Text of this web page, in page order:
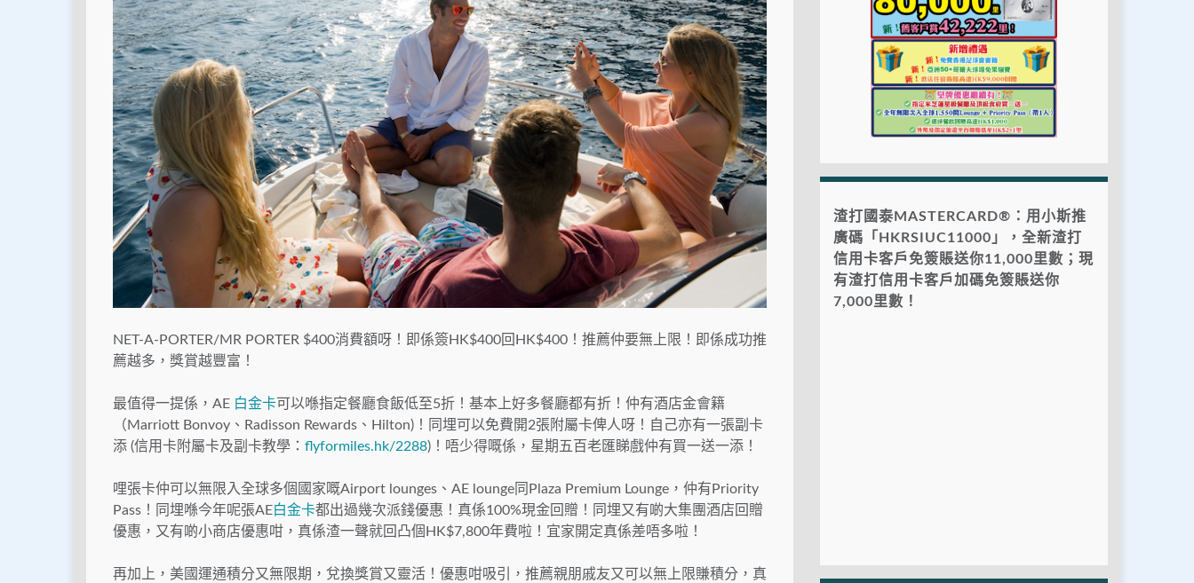
NET-A-PORTER/MR PORTER $400消費額呀！即係簽HK$400回HK$400！推薦仲要無上限！即係成功推
薦越多，獎賞越豐富！
最值得一提係，AE 白金卡可以喺指定餐廳食飯低至5折！基本上好多餐廳都有折！仲有酒店金會籍
（Marriott Bonvoy、Radisson Rewards、Hilton)！同埋可以免費開2張附屬卡俾人呀！自己亦有一張副卡
添 (信用卡附屬卡及副卡教學： flyformiles.hk/2288)！唔少得嘅係，星期五百老匯睇戲仲有買一送一添！
哩張卡仲可以無限入全球多個國家嘅Airport lounges、AE lounge同Plaza Premium Lounge，仲有Priority
Pass！同埋喺今年呢張AE白金卡都出過幾次派錢優惠！真係100%現金回贈！同埋又有啲大集團酒店回贈
優惠，又有啲小商店優惠咁，真係渣一聲就回凸個HK$7,800年費啦！宜家開定真係差唔多啦！
再加上，美國運通積分又無限期，兌換獎賞又靈活！優惠咁吸引，推薦親朋戚友又可以無上限賺積分，真
渣打國泰MASTERCARD®：用小斯推
廣碼「HKRSIUC11000」，全新渣打
信用卡客戶免簽賬送你11,000里數；現
有渣打信用卡客戶加碼免簽賬送你
7,000里數！